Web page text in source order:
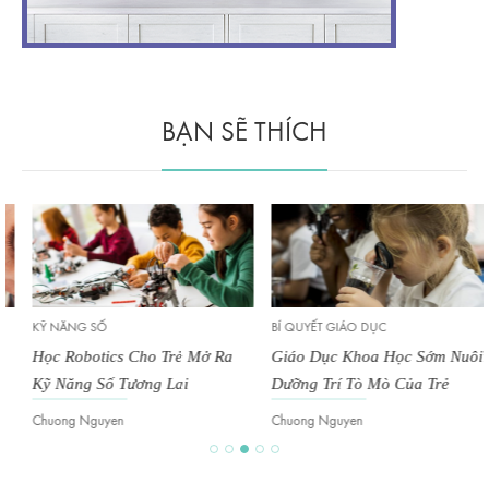
BẠN SẼ THÍCH
KỸ NĂNG SỐ
Học Robotics Cho Trẻ Mở Ra
Kỹ Năng Số Tương Lai
Chuong Nguyen
BÍ QUYẾT GIÁO DỤC
Giáo Dục Khoa Học Sớm Nuôi
Dưỡng Trí Tò Mò Của Trẻ
Chuong Nguyen